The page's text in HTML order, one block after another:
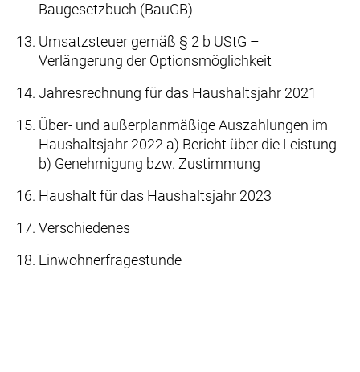
Baugesetzbuch (BauGB)
Umsatzsteuer gemäß § 2 b UStG –
Verlängerung der Optionsmöglichkeit
Jahresrechnung für das Haushaltsjahr 2021
Über- und außerplanmäßige Auszahlungen im
Haushaltsjahr 2022 a) Bericht über die Leistung
b) Genehmigung bzw. Zustimmung
Haushalt für das Haushaltsjahr 2023
Verschiedenes
Einwohnerfragestunde